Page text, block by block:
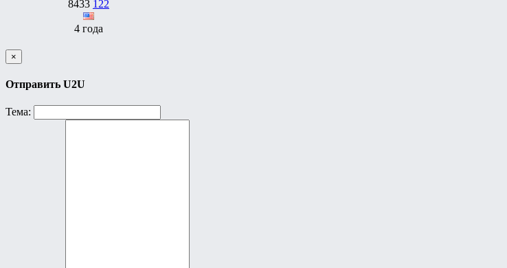
8433 122
4 года
×
Отправить U2U
Тема: